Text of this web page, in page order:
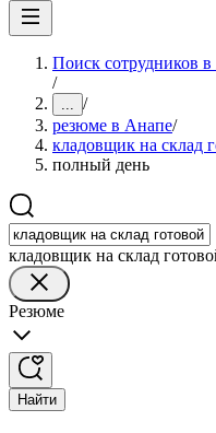
Поиск сотрудников
/
... /
резюме в Анапе/
кладовщик на склад
полный день
кладовщик на склад
Резюме
Найти